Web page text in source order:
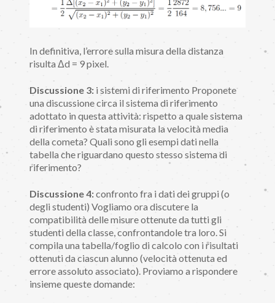
In definitiva, l’errore sulla misura della distanza
risulta Δd = 9 pixel.
Discussione 3: i sistemi di riferimento Proponete
una discussione circa il sistema di riferimento
adottato in questa attività: rispetto a quale sistema
di riferimento è stata misurata la velocità media
della cometa? Quali sono gli esempi dati nella
tabella che riguardano questo stesso sistema di
riferimento?
Discussione 4:confronto fra i dati dei gruppi (o
degli studenti) Vogliamo ora discutere la
compatibilità delle misure ottenute da tutti gli
studenti della classe, confrontandole tra loro. Si
compila una tabella/foglio di calcolo con i risultati
ottenuti da ciascun alunno (velocità ottenuta ed
errore assoluto associato). Proviamo a rispondere
insieme queste domande: